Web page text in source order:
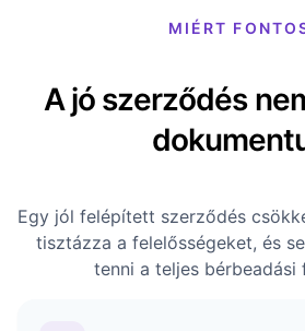
MIÉRT
A jó szerződés
Egy jól felépített szerződés
tisztázza a felelősségeket, és
tenni a teljes bérbeadási